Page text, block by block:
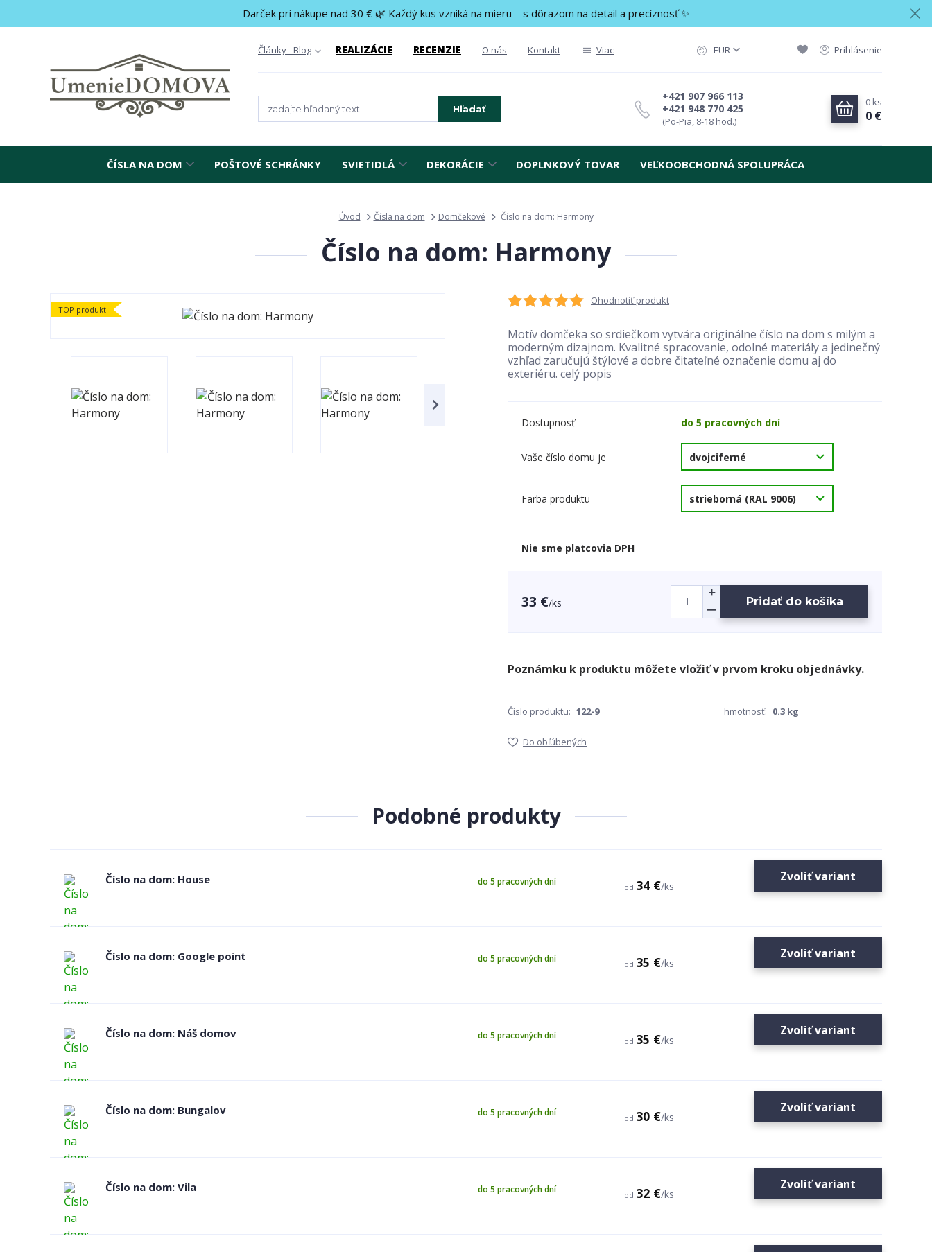
Darček pri nákupe nad 30 € 🌿 Každý kus vzniká na mieru – s dôrazom na detail a precíznosť ✨
Články - Blog REALIZÁCIE RECENZIE O nás Kontakt Viac EUR Prihlásenie
Hľadať +421 948 770 425
+421 907 966 113
(Po-Pia, 8-18 hod.)
0 ks
0 €
ČÍSLA NA DOM POŠTOVÉ SCHRÁNKY SVIETIDLÁ DEKORÁCIE DOPLNKOVÝ TOVAR VEĽKOOBCHODNÁ SPOLUPRÁCA
Úvod Čísla na dom Domčekové Číslo na dom: Harmony
Číslo na dom: Harmony
TOP produkt
Ohodnotiť produkt
Motív domčeka so srdiečkom vytvára originálne číslo na dom s milým a
moderným dizajnom. Kvalitné spracovanie, odolné materiály a jedinečný
vzhľad zaručujú štýlové a dobre čitateľné označenie domu aj do
exteriéru. celý popis
Dostupnosť do 5 pracovných dní
Vaše číslo domu je
Farba produktu
Nie sme platcovia DPH
33 €/ks Pridať do košíka
Číslo produktu: 122-9 hmotnosť: 0.3 kg
Do obľúbených
Podobné produkty
Číslo na dom: House
od 34 €/ks
do 5 pracovných dní Zvoliť variant
Číslo na dom: Google point
od 35 €/ks
do 5 pracovných dní Zvoliť variant
Číslo na dom: Náš domov
od 35 €/ks
do 5 pracovných dní Zvoliť variant
Číslo na dom: Bungalov
od 30 €/ks
do 5 pracovných dní Zvoliť variant
Číslo na dom: Vila
od 32 €/ks
do 5 pracovných dní Zvoliť variant